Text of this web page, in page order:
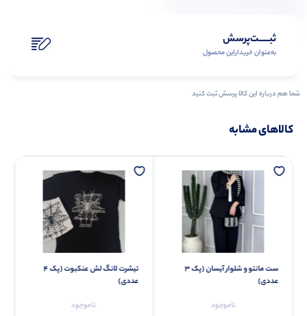
ثبـــــت‌پرسش
به‌عنوان ‌خریدار‌این‌ محصول
شما هم درباره این کالا پرسش ثبت کنید
کالاهای مشابه
ست مانتو و شلوار آیسان (پک 3
عددی)
ناموجود
تیشرت لانگ لش عنکبوت (پک 4
عددی)
ناموجود